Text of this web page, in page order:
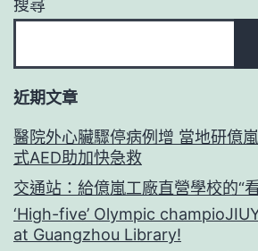
搜尋
近期文章
醫院外心臟驟停病例增 當地研億
式AED助加快急救
交通站：給億嵐工廠直營學校的“
‘High-five’ Olympic
at Guangzhou Library!